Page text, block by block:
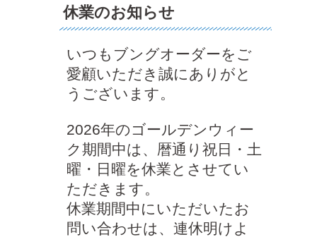
休業のお知らせ
いつもブングオーダーをご
愛顧いただき誠にありがと
うございます。
2026年のゴールデンウィー
ク期間中は、暦通り祝日・土
曜・日曜を休業とさせてい
ただきます。
休業期間中にいただいたお
問い合わせは、連休明けよ